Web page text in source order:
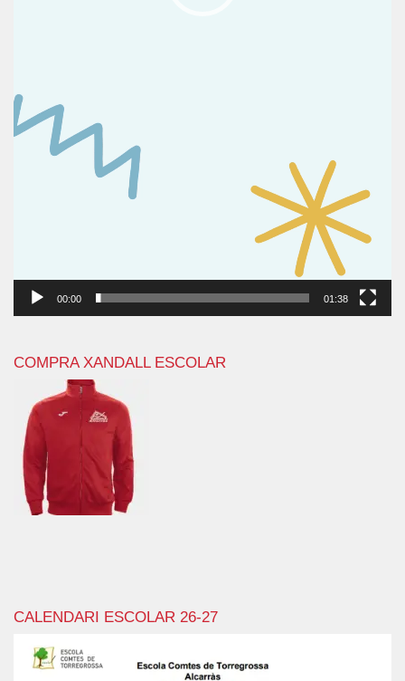
00:00 01:38
COMPRA XANDALL ESCOLAR
CALENDARI ESCOLAR 26-27